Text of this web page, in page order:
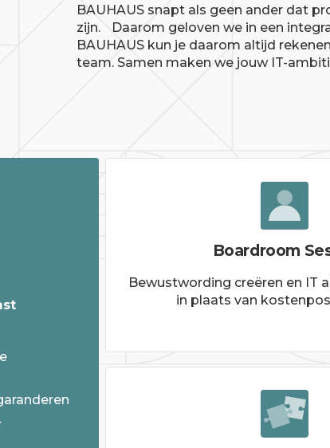
BAUHAUS snapt als geen ander dat
zijn. Daarom geloven we in een
BAUHAUS kun je daarom altijd
team. Samen maken we jouw IT-
Boardroom
Bewustwording creëren en IT
in plaats van